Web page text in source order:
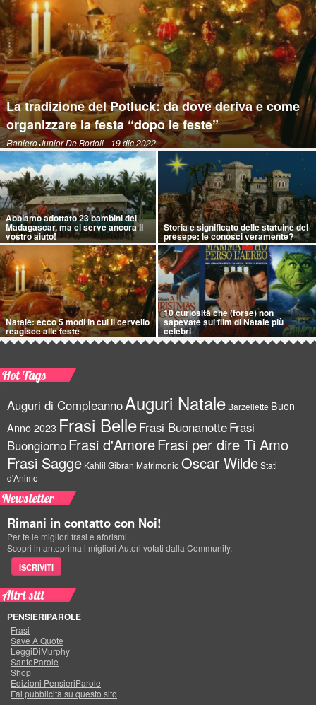
La tradizione del Potluck: da dove deriva e come
organizzare la festa “dopo le feste”
Raniero Junior De Bortoli- 19 dic 2022
Abbiamo adottato 23 bambini del
Madagascar, ma ci serve ancora il
vostro aiuto!
Storia e significato delle statuine del
presepe: le conosci veramente?
Natale: ecco 5 modi in cui il cervello
reagisce alle feste
10 curiosità che (forse) non
sapevate sui film di Natale più
celebri
Hot Tags
Auguri di CompleannoAuguri Natale Barzellette Buon
Anno 2023 Frasi BelleFrasi BuonanotteFrasi
BuongiornoFrasi d'AmoreFrasi per dire Ti Amo
Frasi Sagge Kahlil Gibran Matrimonio Oscar WildeStati
d'Animo
Newsletter
Rimani in contatto con Noi!
Per te le migliori frasi e aforismi.
Scopri in anteprima i migliori Autori votati dalla Community.
ISCRIVITI
Altri siti
PENSIERIPAROLE
Frasi
Save A Quote
LeggiDiMurphy
SanteParole
Shop
Edizioni PensieriParole
Fai pubblicità su questo sito